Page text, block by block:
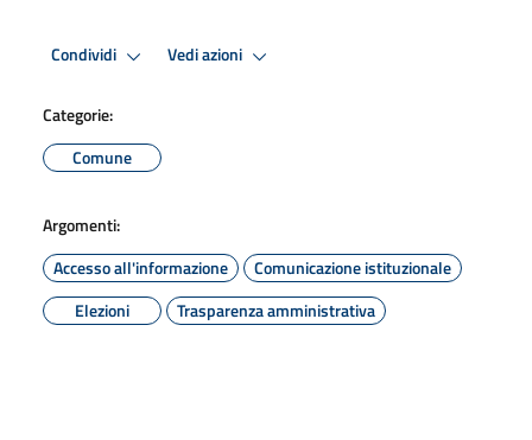
Condividi Vedi azioni
Categorie:
Comune
Argomenti:
Accesso all'informazione
Comunicazione istituzionale
Elezioni
Trasparenza amministrativa